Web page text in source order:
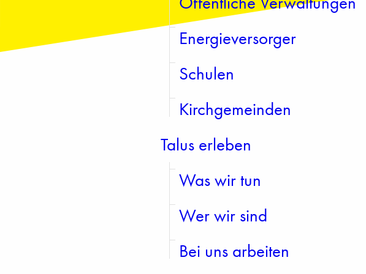
Energieversorger
Schulen
Kirchgemeinden
Talus erleben
Was wir tun
Wer wir sind
Bei uns arbeiten